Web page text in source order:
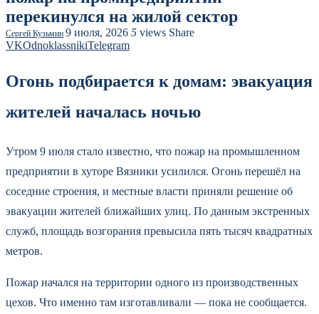
перекинулся на жилой сектор
Сергей Кузьмин 9 июля, 2026 5 views Share
VKOdnoklassnikiTelegram
Огонь подбирается к домам: эвакуация
жителей началась ночью
Утром 9 июля стало известно, что пожар на промышленном
предприятии в хуторе Вязники усилился. Огонь перешёл на
соседние строения, и местные власти приняли решение об
эвакуации жителей ближайших улиц. По данным экстренных
служб, площадь возгорания превысила пять тысяч квадратных
метров.
Пожар начался на территории одного из производственных
цехов. Что именно там изготавливали — пока не сообщается.